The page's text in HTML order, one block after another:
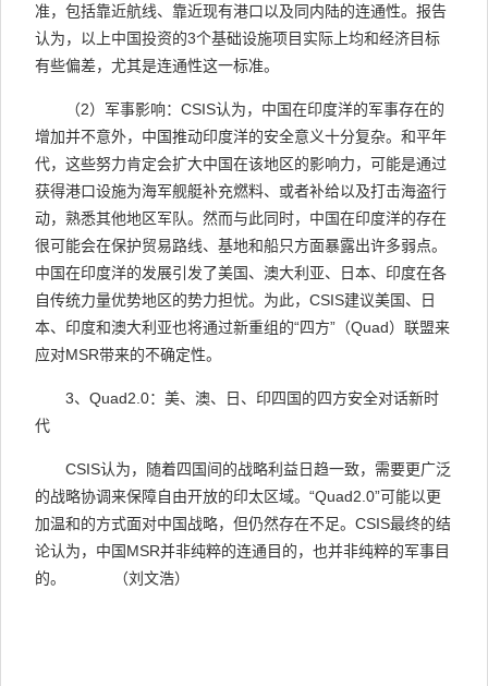
准，包括靠近航线、靠近现有港口以及同内陆的连通性。报告
认为，以上中国投资的3个基础设施项目实际上均和经济目标
有些偏差，尤其是连通性这一标准。
（2）军事影响：CSIS认为，中国在印度洋的军事存在的
增加并不意外，中国推动印度洋的安全意义十分复杂。和平年
代，这些努力肯定会扩大中国在该地区的影响力，可能是通过
获得港口设施为海军舰艇补充燃料、或者补给以及打击海盗行
动，熟悉其他地区军队。然而与此同时，中国在印度洋的存在
很可能会在保护贸易路线、基地和船只方面暴露出许多弱点。
中国在印度洋的发展引发了美国、澳大利亚、日本、印度在各
自传统力量优势地区的势力担忧。为此，CSIS建议美国、日
本、印度和澳大利亚也将通过新重组的“四方” （Quad）联盟来
应对MSR带来的不确定性。
3、Quad2.0：美、澳、日、印四国的四方安全对话新时
代
CSIS认为，随着四国间的战略利益日趋一致，需要更广泛
的战略协调来保障自由开放的印太区域。“Quad2.0”可能以更
加温和的方式面对中国战略，但仍然存在不足。CSIS最终的结
论认为，中国MSR并非纯粹的连通目的，也并非纯粹的军事目
的。
（刘文浩）